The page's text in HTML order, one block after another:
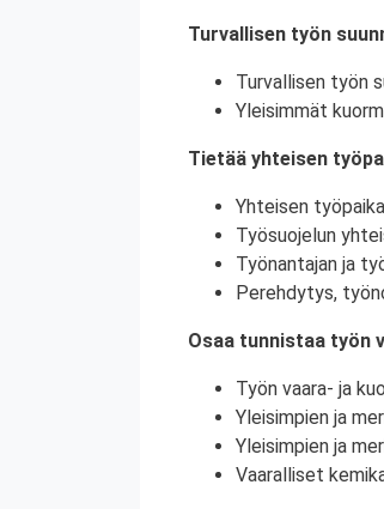
Turvallisen työn
Turvallisen työn
Yleisimmät
Tietää yhteisen
Yhteisen
Työsuojelun
Työnantajan ja
Perehdytys,
Osaa tunnistaa työn
Työn vaara- ja
Yleisimpien ja
Yleisimpien ja
Vaaralliset